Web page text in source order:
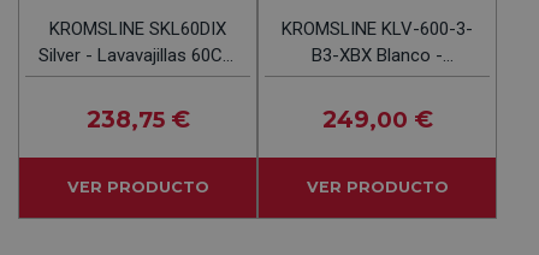
KROMSLINE SKL60DIX
Silver - Lavavajillas 60CM
14 Cubiertos
238,75 €
VER PRODUCTO
KROMSLINE KLV-600-3-
B3-XBX Blanco -
Lavavajillas 60CM 14
Servicios
249,00 €
VER PRODUCTO